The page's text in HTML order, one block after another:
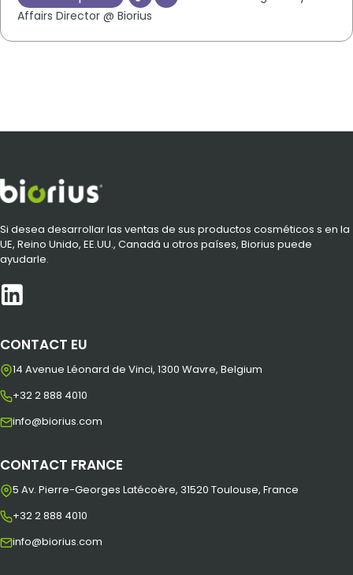
Affairs Director @ Biorius
Si desea desarrollar las ventas de sus productos cosméticos s en la
UE, Reino Unido, EE.UU., Canadá u otros países, Biorius puede
ayudarle.
CONTACT EU
14 Avenue Léonard de Vinci, 1300 Wavre, Belgium
+32 2 888 4010
info@biorius.com
CONTACT FRANCE
5 Av. Pierre-Georges Latécoère, 31520 Toulouse, France
+32 2 888 4010
info@biorius.com